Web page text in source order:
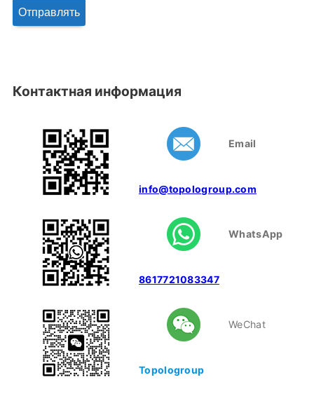
Контактная информация
Email
info@topologroup.com
WhatsApp
8617721083347
WeChat
Topologroup